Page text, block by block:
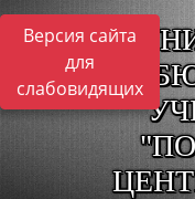
Версия сайта
для
слабовидящих